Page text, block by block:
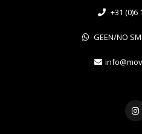
+31 (0)6
GEEN/NO